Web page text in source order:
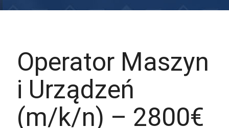
Operator Maszyn
i Urządzeń
(m/k/n) – 2800€